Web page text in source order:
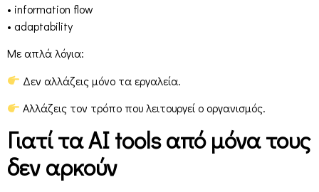
• information flow
• adaptability
Με απλά λόγια:
Δεν αλλάζεις μόνο τα εργαλεία.
Αλλάζεις τον τρόπο που λειτουργεί ο οργανισμός.
Γιατί τα AI tools από μόνα τους
δεν αρκούν